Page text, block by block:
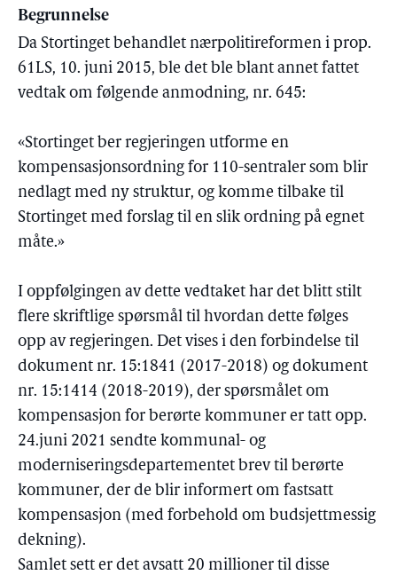
Begrunnelse
Da Stortinget behandlet nærpolitireformen i prop.
61LS, 10. juni 2015, ble det ble blant annet fattet
vedtak om følgende anmodning, nr. 645:
«Stortinget ber regjeringen utforme en
kompensasjonsordning for 110-sentraler som blir
nedlagt med ny struktur, og komme tilbake til
Stortinget med forslag til en slik ordning på egnet
måte.»
I oppfølgingen av dette vedtaket har det blitt stilt
flere skriftlige spørsmål til hvordan dette følges
opp av regjeringen. Det vises i den forbindelse til
dokument nr. 15:1841 (2017-2018) og dokument
nr. 15:1414 (2018-2019), der spørsmålet om
kompensasjon for berørte kommuner er tatt opp.
24.juni 2021 sendte kommunal- og
moderniseringsdepartementet brev til berørte
kommuner, der de blir informert om fastsatt
kompensasjon (med forbehold om budsjettmessig
dekning).
Samlet sett er det avsatt 20 millioner til disse